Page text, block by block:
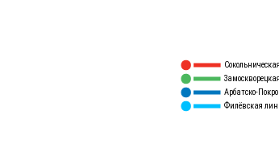
Арбатско-
Филёвская